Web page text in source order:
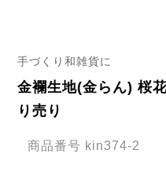
手づくり和雑貨に
金襴生地(金らん) 桜
り売り
商品番号 kin374-2